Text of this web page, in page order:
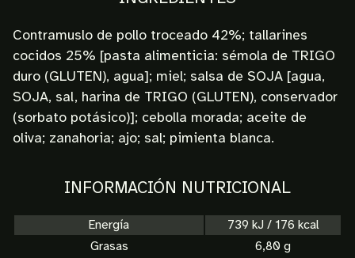
Contramuslo de pollo troceado 42%; tallarines
cocidos 25% [pasta alimenticia: sémola de TRIGO
duro (GLUTEN), agua]; miel; salsa de SOJA [agua,
SOJA, sal, harina de TRIGO (GLUTEN), conservador
(sorbato potásico)]; cebolla morada; aceite de
oliva; zanahoria; ajo; sal; pimienta blanca.
INFORMACIÓN NUTRICIONAL
Energía
739 kJ / 176 kcal
Grasas
6,80 g